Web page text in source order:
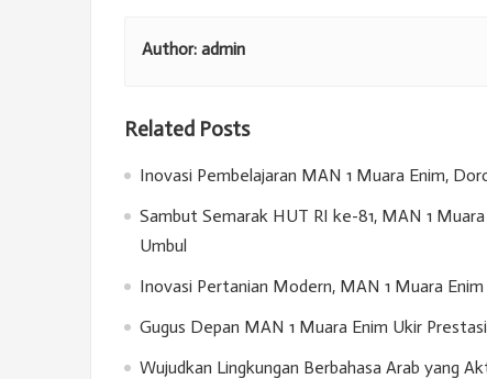
Author: admin
Related Posts
Inovasi Pembelajaran MAN 1 Muara Enim,
Sambut Semarak HUT RI ke-81, MAN 1
Umbul
Inovasi Pertanian Modern, MAN 1 Muara
Gugus Depan MAN 1 Muara Enim Ukir
Wujudkan Lingkungan Berbahasa Arab yang